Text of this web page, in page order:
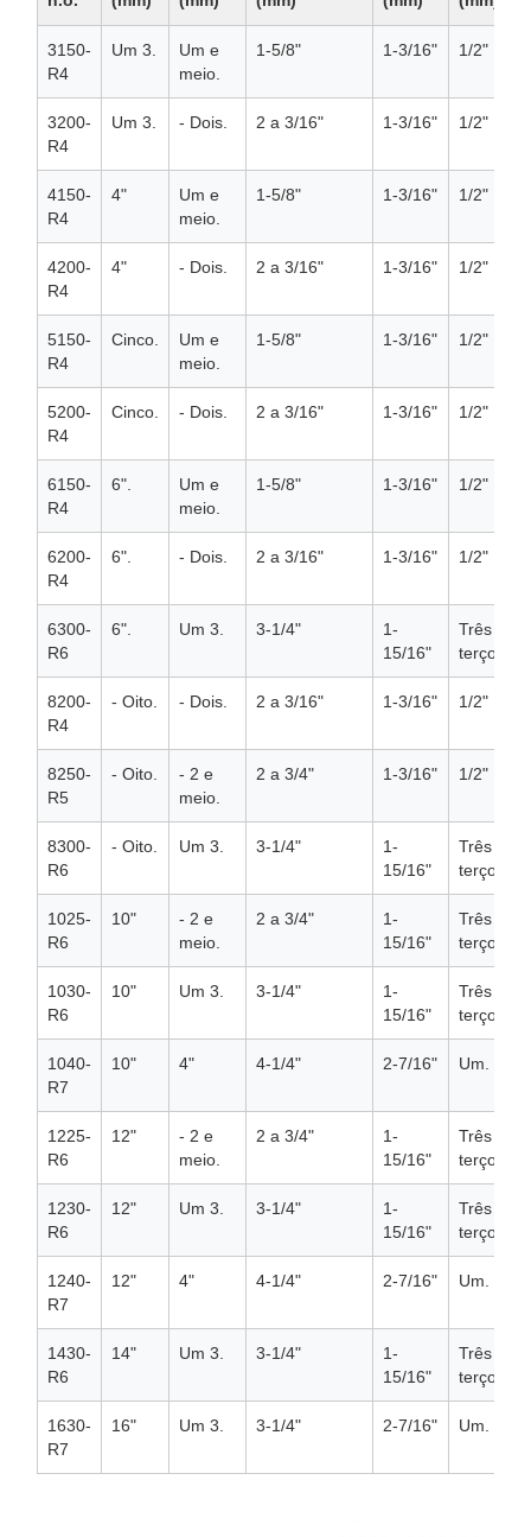
3150-
R4
Um 3.
Um e
meio.
1-5/8" 1-3/16" 1/2"
3200-
R4
Um 3. - Dois. 2 a 3/16" 1-3/16" 1/2"
4150-
R4
4"
Um e
meio.
1-5/8" 1-3/16" 1/2"
4200-
R4
4" - Dois. 2 a 3/16" 1-3/16" 1/2"
5150-
R4
Cinco.
Um e
meio.
1-5/8" 1-3/16" 1/2"
5200-
R4
Cinco. - Dois. 2 a 3/16" 1-3/16" 1/2"
6150-
R4
6".
Um e
meio.
1-5/8" 1-3/16" 1/2"
6200-
R4
6". - Dois. 2 a 3/16" 1-3/16" 1/2"
6300-
R6
6". Um 3. 3-1/4"
1-
15/16"
Três
terços.
8200-
R4
- Oito. - Dois. 2 a 3/16" 1-3/16" 1/2"
8250-
R5
- Oito.
- 2 e
meio.
2 a 3/4" 1-3/16" 1/2"
8300-
R6
- Oito. Um 3. 3-1/4"
1-
15/16"
Três
terços.
1025-
R6
10"
- 2 e
meio.
2 a 3/4"
1-
15/16"
Três
terços.
1030-
R6
10" Um 3. 3-1/4"
1-
15/16"
Três
terços.
1040-
R7
10" 4" 4-1/4" 2-7/16" Um.
1225-
R6
12"
- 2 e
meio.
2 a 3/4"
1-
15/16"
Três
terços.
1230-
R6
12" Um 3. 3-1/4"
1-
15/16"
Três
terços.
1240-
R7
12" 4" 4-1/4" 2-7/16" Um.
1430-
R6
14" Um 3. 3-1/4"
1-
15/16"
Três
terços.
1630-
R7
16" Um 3. 3-1/4" 2-7/16" Um.